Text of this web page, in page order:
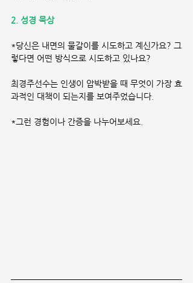
2. 성경 묵상
*당신은 내면의 물갈이를 시도하고 계신가요? 그
렇다면 어떤 방식으로 시도하고 있나요?
최경주선수는 인생이 압박받을 때 무엇이 가장 효
과적인 대책이 되는지를 보여주었습니다.
*그런 경험이나 간증을 나누어보세요.